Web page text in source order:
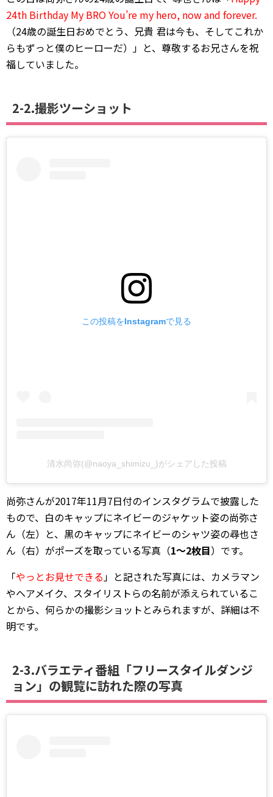
24th Birthday My BRO You’re my hero, now and forever.
（24歳の誕生日おめでとう、兄貴 君は今も、そしてこれか
らもずっと僕のヒーローだ）」と、尊敬するお兄さんを祝
福していました。
2-2.撮影ツーショット
この投稿をInstagramで見る
清水尚弥(@naoya_shimizu_)がシェアした投稿
尚弥さんが2017年11月7日付のインスタグラムで披露した
もので、白のキャップにネイビーのジャケット姿の尚弥さ
ん（左）と、黒のキャップにネイビーのシャツ姿の尋也さ
ん（右）がポーズを取っている写真（1～2枚目）です。
「やっとお見せできる」と記された写真には、カメラマン
やヘアメイク、スタイリストらの名前が添えられているこ
とから、何らかの撮影ショットとみられますが、詳細は不
明です。
2-3.バラエティ番組「フリースタイルダンジ
ョン」の観覧に訪れた際の写真